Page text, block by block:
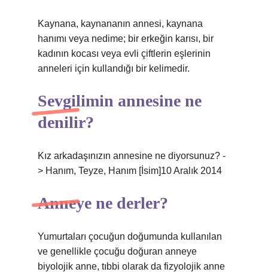
Kaynana, kaynananın annesi, kaynana
hanımı veya nedime; bir erkeğin karısı, bir
kadının kocası veya evli çiftlerin eşlerinin
anneleri için kullandığı bir kelimedir.
Sevgilimin annesine ne
denilir?
Kız arkadaşınızın annesine ne diyorsunuz? -
> Hanım, Teyze, Hanım [İsim]10 Aralık 2014
Anneye ne derler?
Yumurtaları çocuğun doğumunda kullanılan
ve genellikle çocuğu doğuran anneye
biyolojik anne, tıbbi olarak da fizyolojik anne